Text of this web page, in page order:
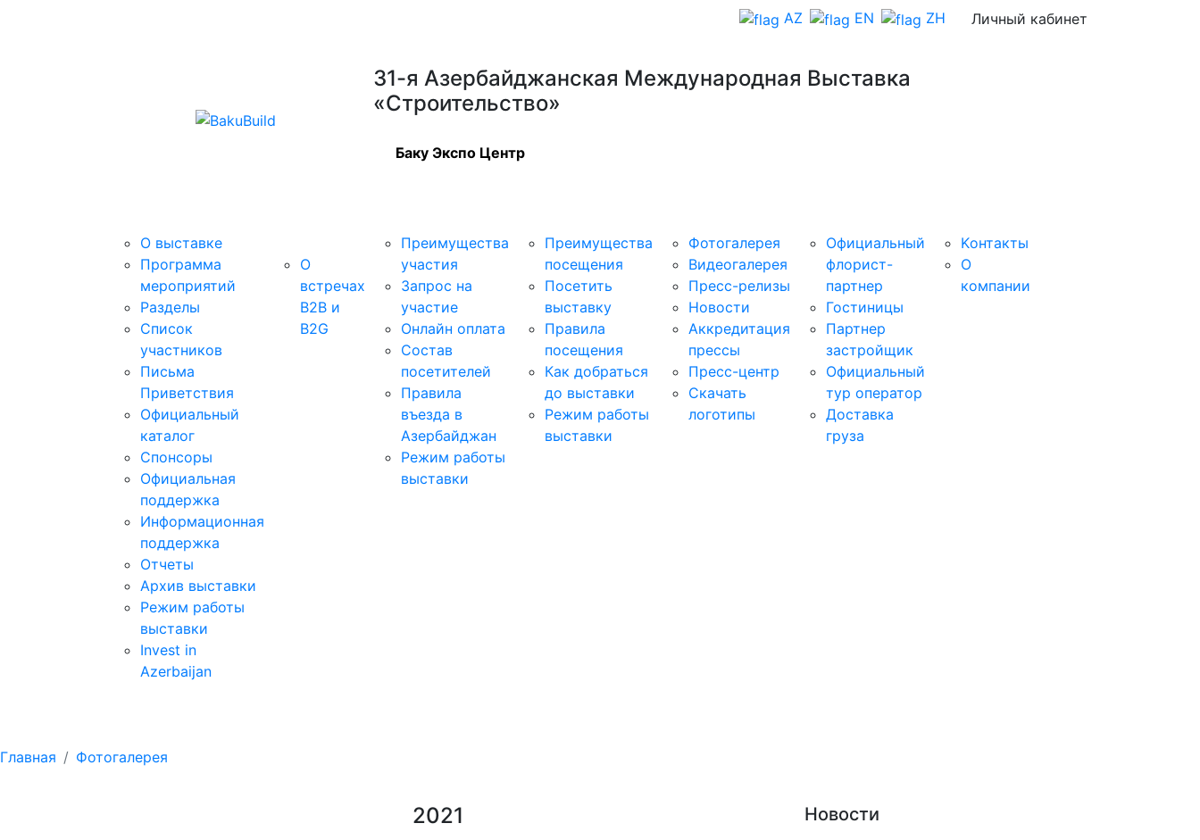
AZ EN ZH Личный кабинет
31-я Азербайджанская Международная Выставка
«Строительство»
Баку Экспо Центр
О выставке
Программа
мероприятий
Разделы
Список
участников
Письма
Приветствия
Официальный
каталог
Спонсоры
Официальная
поддержка
Информационная
поддержка
Отчеты
Архив выставки
Режим работы
выставки
Invest in
Azerbaijan
О
встречах
B2B и
B2G
Преимущества
участия
Запрос на
участие
Онлайн оплата
Состав
посетителей
Правила
въезда в
Азербайджан
Режим работы
выставки
Преимущества
посещения
Посетить
выставку
Правила
посещения
Как добраться
до выставки
Режим работы
выставки
Фотогалерея
Видеогалерея
Пресс-релизы
Новости
Аккредитация
прессы
Пресс-центр
Скачать
логотипы
Официальный
флорист-
партнер
Гостиницы
Партнер
застройщик
Официальный
тур оператор
Доставка
груза
Kонтакты
О
компании
Главная Фотогалерея
2021 Новости